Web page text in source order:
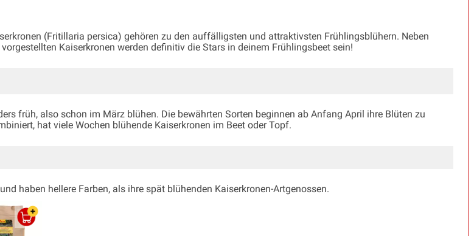
(Fritillaria persica) gehören zu den auffälligsten und attraktivsten Frühlingsblühern. Neben
Kaiserkronen werden definitiv die Stars in deinem Frühlingsbeet sein!
früh, also schon im März blühen. Die bewährten Sorten beginnen ab Anfang April ihre Blüten zu
hat viele Wochen blühende Kaiserkronen im Beet oder Topf.
haben hellere Farben, als ihre spät blühenden Kaiserkronen-Artgenossen.